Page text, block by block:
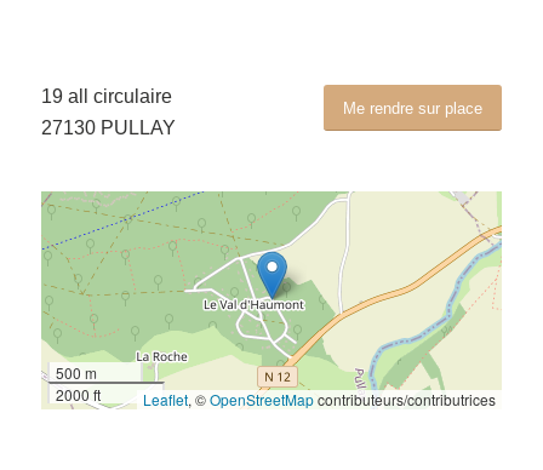
Me rendre sur place
19 all circulaire
27130 PULLAY
500 m
2000 ft
Leaflet, ©OpenStreetMapcontributeurs/contributrices